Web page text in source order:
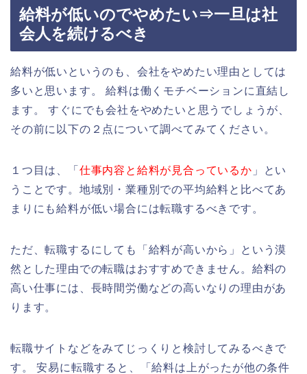
給料が低いのでやめたい⇒一旦は社
会人を続けるべき
給料が低いというのも、会社をやめたい理由としては
多いと思います。 給料は働くモチベーションに直結し
ます。 すぐにでも会社をやめたいと思うでしょうが、
その前に以下の２点について調べてみてください。
１つ目は、「 仕事内容と給料が見合っているか 」とい
うことです。地域別・業種別での平均給料と比べてあ
まりにも給料が低い場合には転職するべきです。
ただ、転職するにしても「給料が高いから」という漠
然とした理由での転職はおすすめできません。給料の
高い仕事には、長時間労働などの高いなりの理由があ
ります。
転職サイトなどをみてじっくりと検討してみるべきで
す。 安易に転職すると、「給料は上がったが他の条件